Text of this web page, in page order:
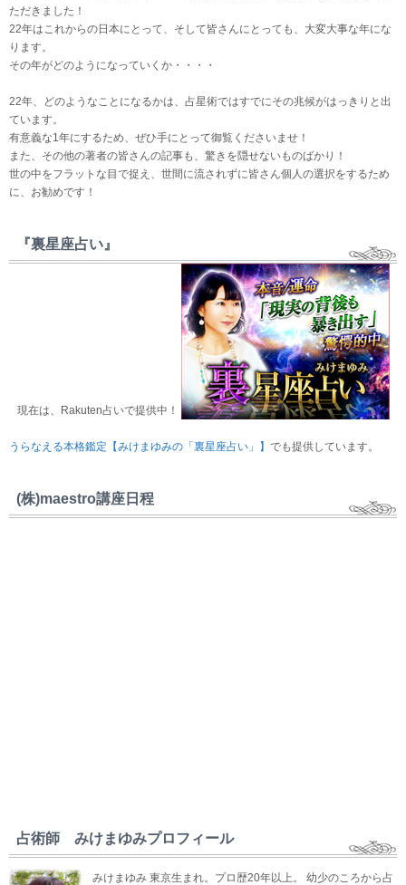
ただきました！
22年はこれからの日本にとって、そして皆さんにとっても、大変大事な年にな
ります。
その年がどのようになっていくか・・・・
22年、どのようなことになるかは、占星術ではすでにその兆候がはっきりと出
ています。
有意義な1年にするため、ぜひ手にとって御覧くださいませ！
また、その他の著者の皆さんの記事も、驚きを隠せないものばかり！
世の中をフラットな目で捉え、世間に流されずに皆さん個人の選択をするため
に、お勧めです！
『裏星座占い』
現在は、Rakuten占いで提供中！
うらなえる本格鑑定【みけまゆみの「裏星座占い」】 でも提供しています。
(株)maestro講座日程
占術師 みけまゆみプロフィール
みけまゆみ 東京生まれ。プロ歴20年以上。 幼少のころから占